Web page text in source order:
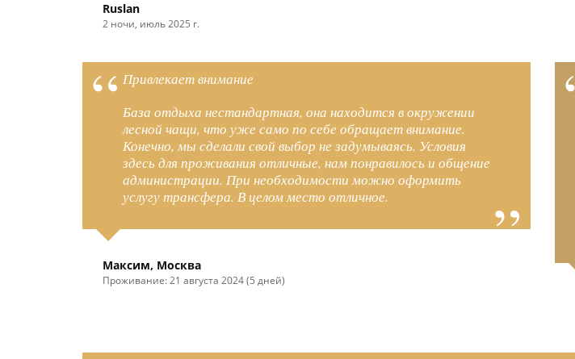
Ruslan
2 ночи, июль 2025 г.
Привлекает внимание
База отдыха нестандартная, она находится в окружении
лесной чащи, что уже само по себе обращает внимание.
Конечно, мы сделали свой выбор не задумываясь. Условия
здесь для проживания отличные, нам понравилось и общение
администрации. При необходимости можно оформить
услугу трансфера. В целом место отличное.
Максим, Москва
Проживание: 21 августа 2024 (5 дней)